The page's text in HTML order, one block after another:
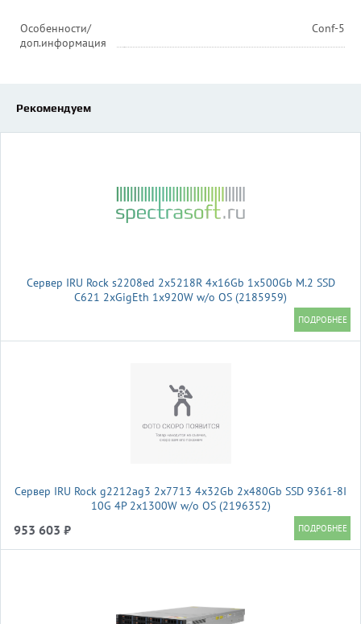
Особенности/
доп.информация
Conf-5
Рекомендуем
Сервер IRU Rock s2208ed 2x5218R 4x16Gb 1x500Gb M.2 SSD
С621 2xGigEth 1x920W w/o OS (2185959)
Сервер IRU Rock g2212ag3 2x7713 4x32Gb 2x480Gb SSD 9361-8I
10G 4P 2x1300W w/o OS (2196352)
953 603 ₽